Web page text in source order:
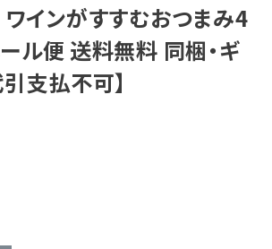
ワインがすすむおつまみ4
ール便 送料無料 同梱・ギ
支払不可】